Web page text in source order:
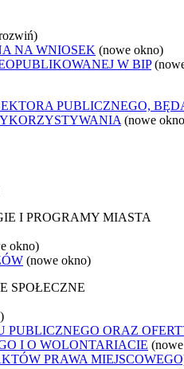
NA WNIOSEK (nowe okno)
W BIP
PUBLICZNEGO,
(nowe
I PROGRAMY MIASTA
okno)
(nowe okno)
SPOŁECZNE
ORAZ
I O WOLONTARIACIE
PRAWA